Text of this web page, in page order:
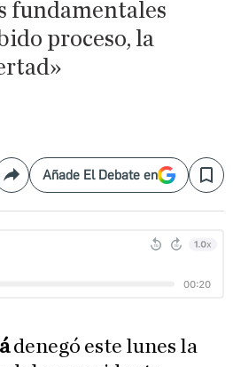
fundamentales
proceso, la
CompartirAñade El Debate en Save
denegó este lunes la